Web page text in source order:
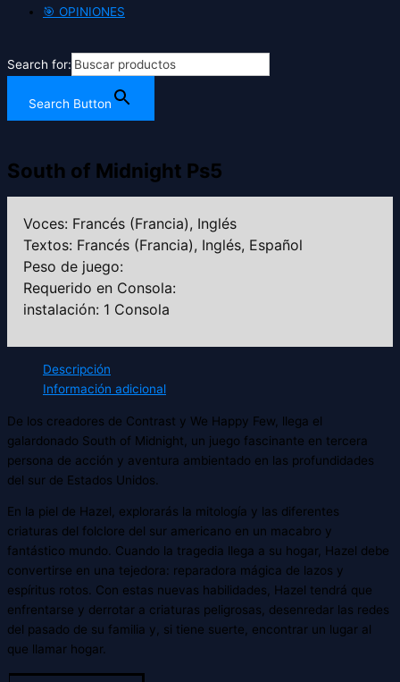
🎯 OPINIONES
Search for:
Search Button
South of Midnight Ps5
Voces: Francés (Francia), Inglés
Textos: Francés (Francia), Inglés, Español
Peso de juego:
Requerido en Consola:
instalación: 1 Consola
Descripción
Información adicional
De los creadores de Contrast y We Happy Few, llega el
galardonado South of Midnight, un juego fascinante en tercera
persona de acción y aventura ambientado en las profundidades
del sur de Estados Unidos.
En la piel de Hazel, explorarás la mitología y las diferentes
criaturas del folclore del sur americano en un macabro y
fantástico mundo. Cuando la tragedia llega a su hogar, Hazel debe
convertirse en una tejedora: reparadora mágica de lazos y
espíritus rotos. Con estas nuevas habilidades, Hazel tendrá que
enfrentarse y derrotar a criaturas peligrosas, desenredar las redes
del pasado de su familia y, si tiene suerte, encontrar un lugar al
que llamar hogar.